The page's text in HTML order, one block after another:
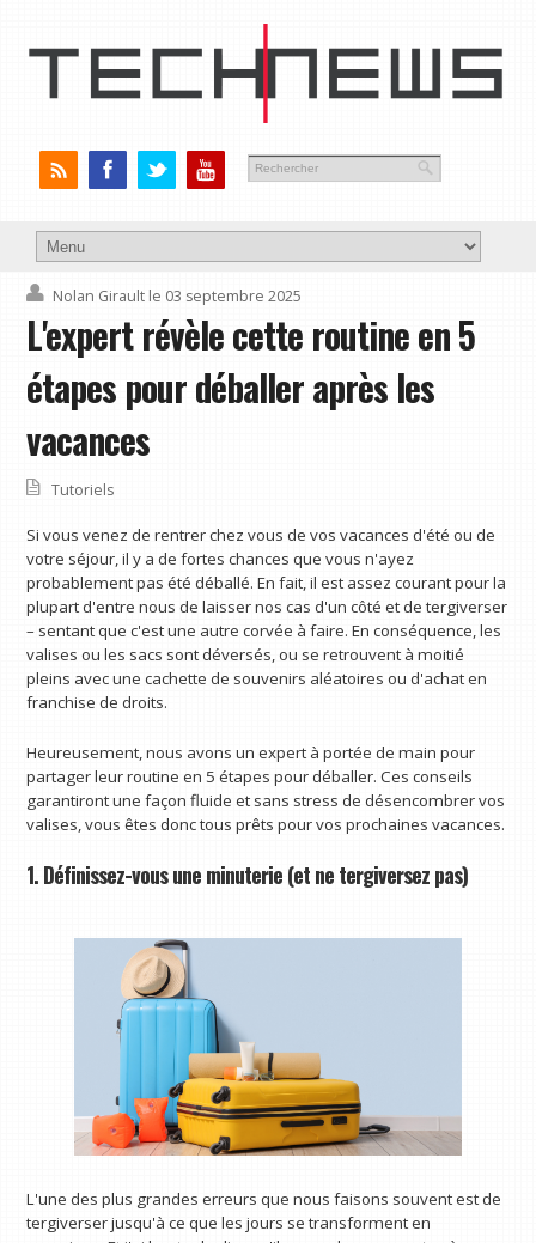
Nolan Girault le 03 septembre 2025
L'expert révèle cette routine en 5
étapes pour déballer après les
vacances
Tutoriels
Si vous venez de rentrer chez vous de vos vacances d'été ou de
votre séjour, il y a de fortes chances que vous n'ayez
probablement pas été déballé. En fait, il est assez courant pour la
plupart d'entre nous de laisser nos cas d'un côté et de tergiverser
– sentant que c'est une autre corvée à faire. En conséquence, les
valises ou les sacs sont déversés, ou se retrouvent à moitié
pleins avec une cachette de souvenirs aléatoires ou d'achat en
franchise de droits.
Heureusement, nous avons un expert à portée de main pour
partager leur routine en 5 étapes pour déballer. Ces conseils
garantiront une façon fluide et sans stress de désencombrer vos
valises, vous êtes donc tous prêts pour vos prochaines vacances.
1. Définissez-vous une minuterie (et ne tergiversez pas)
L'une des plus grandes erreurs que nous faisons souvent est de
tergiverser jusqu'à ce que les jours se transforment en